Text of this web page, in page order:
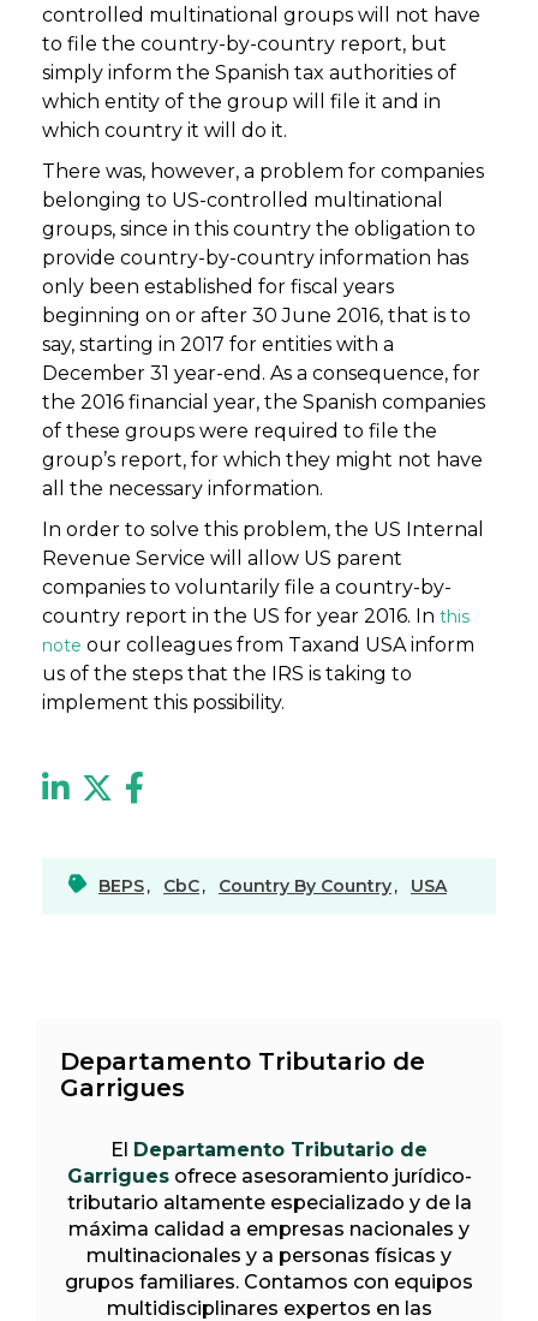
controlled multinational groups will not have
to file the country-by-country report, but
simply inform the Spanish tax authorities of
which entity of the group will file it and in
which country it will do it.
There was, however, a problem for companies
belonging to US-controlled multinational
groups, since in this country the obligation to
provide country-by-country information has
only been established for fiscal years
beginning on or after 30 June 2016, that is to
say, starting in 2017 for entities with a
December 31 year-end. As a consequence, for
the 2016 financial year, the Spanish companies
of these groups were required to file the
group’s report, for which they might not have
all the necessary information.
In order to solve this problem, the US Internal
Revenue Service will allow US parent
companies to voluntarily file a country-by-
country report in the US for year 2016. In this
note our colleagues from Taxand USA inform
us of the steps that the IRS is taking to
implement this possibility.
BEPS, CbC, Country By Country, USA
Departamento Tributario de
Garrigues
El Departamento Tributario de
Garriguesofrece asesoramiento jurídico-
tributario altamente especializado y de la
máxima calidad a empresas nacionales y
multinacionales y a personas físicas y
grupos familiares. Contamos con equipos
multidisciplinares expertos en las